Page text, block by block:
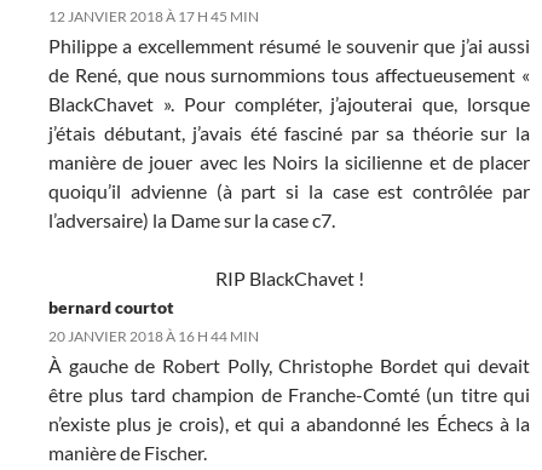
12 JANVIER 2018 À 17 H 45 MIN
Philippe a excellemment résumé le souvenir que j’ai aussi
de René, que nous surnommions tous affectueusement «
BlackChavet ». Pour compléter, j’ajouterai que, lorsque
j’étais débutant, j’avais été fasciné par sa théorie sur la
manière de jouer avec les Noirs la sicilienne et de placer
quoiqu’il advienne (à part si la case est contrôlée par
l’adversaire) la Dame sur la case c7.
RIP BlackChavet !
bernard courtot
20 JANVIER 2018 À 16 H 44 MIN
À gauche de Robert Polly, Christophe Bordet qui devait
être plus tard champion de Franche-Comté (un titre qui
n’existe plus je crois), et qui a abandonné les Échecs à la
manière de Fischer.